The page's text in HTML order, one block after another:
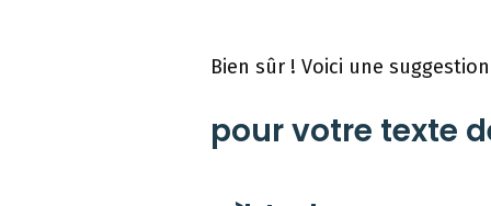
Bien sûr ! Voici une
pour votre texte